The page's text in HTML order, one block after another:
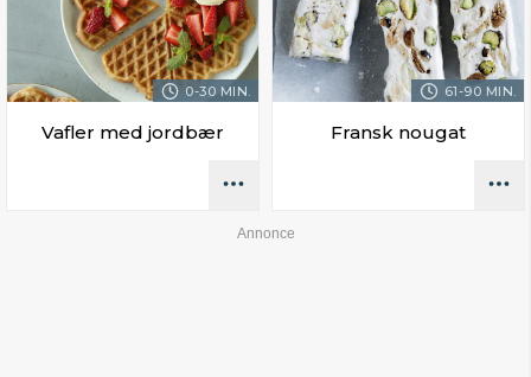
0-30 MIN.
Vafler med jordbær
61-90 MIN.
Fransk nougat